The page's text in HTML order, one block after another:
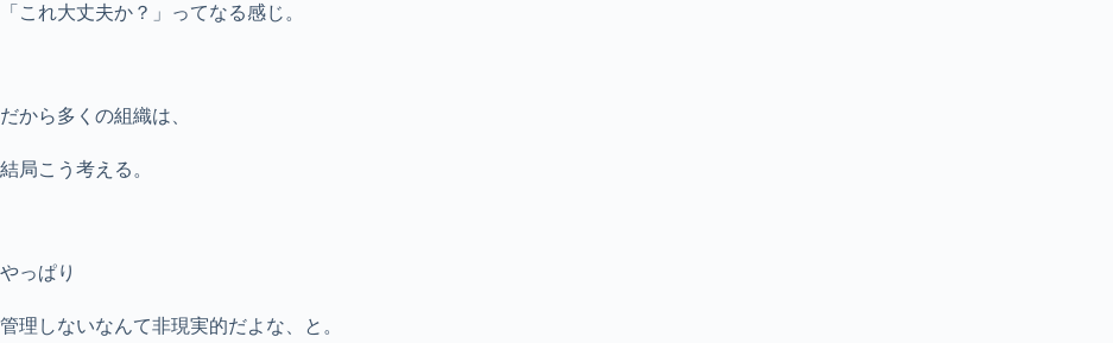
「これ大丈夫か？」ってなる感じ。
だから多くの組織は、
結局こう考える。
やっぱり
管理しないなんて非現実的だよな、と。